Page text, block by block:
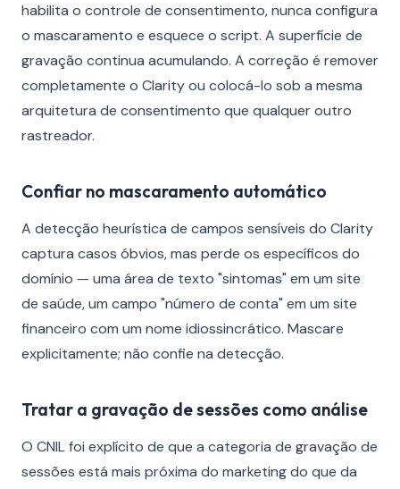
habilita o controle de consentimento, nunca configura
o mascaramento e esquece o script. A superfície de
gravação continua acumulando. A correção é remover
completamente o Clarity ou colocá-lo sob a mesma
arquitetura de consentimento que qualquer outro
rastreador.
Confiar no mascaramento automático
A detecção heurística de campos sensíveis do Clarity
captura casos óbvios, mas perde os específicos do
domínio — uma área de texto "sintomas" em um site
de saúde, um campo "número de conta" em um site
financeiro com um nome idiossincrático. Mascare
explicitamente; não confie na detecção.
Tratar a gravação de sessões como análise
O CNIL foi explícito de que a categoria de gravação de
sessões está mais próxima do marketing do que da